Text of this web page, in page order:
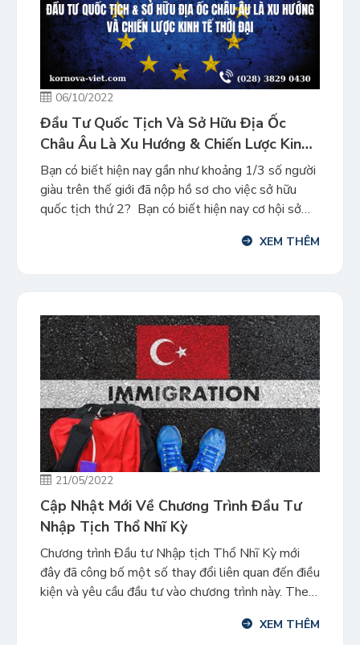
06/10/2022
Đầu Tư Quốc Tịch Và Sở Hữu Địa Ốc
Châu Âu Là Xu Hướng & Chiến Lược Kinh
Tế Thời Đại
Bạn có biết hiện nay gần như khoảng 1/3 số người
giàu trên thế giới đã nộp hồ sơ cho việc sở hữu
quốc tịch thứ 2? Bạn có biết hiện nay cơ hội sở
không còn trở nên quá xa xỉ cho khối […]XEM THÊM
21/05/2022
Cập Nhật Mới Về Chương Trình Đầu Tư
Nhập Tịch Thổ Nhĩ Kỳ
Chương trình Đầu tư Nhập tịch Thổ Nhĩ Kỳ mới
đây đã công bố một số thay đổi liên quan đến điều
kiện và yêu cầu đầu tư vào chương trình này. Theo
việc thay đổi mức yêu cầu đầu tư tối thiểu củaXEM THÊM